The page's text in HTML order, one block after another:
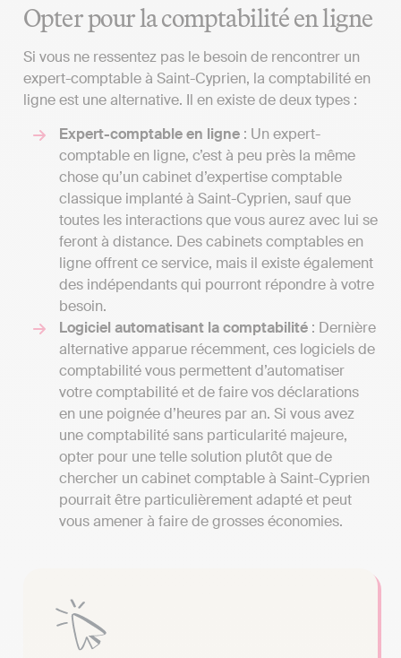
Opter pour la comptabilité en ligne
Si vous ne ressentez pas le besoin de rencontrer un
expert-comptable à Saint-Cyprien, la comptabilité en
ligne est une alternative. Il en existe de deux types :
Expert-comptable en ligne : Un expert-
comptable en ligne, c’est à peu près la même
chose qu’un cabinet d’expertise comptable
classique implanté à Saint-Cyprien, sauf que
toutes les interactions que vous aurez avec lui se
feront à distance. Des cabinets comptables en
ligne offrent ce service, mais il existe également
des indépendants qui pourront répondre à votre
besoin.
Logiciel automatisant la comptabilité : Dernière
alternative apparue récemment, ces logiciels de
comptabilité vous permettent d’automatiser
votre comptabilité et de faire vos déclarations
en une poignée d’heures par an. Si vous avez
une comptabilité sans particularité majeure,
opter pour une telle solution plutôt que de
chercher un cabinet comptable à Saint-Cyprien
pourrait être particulièrement adapté et peut
vous amener à faire de grosses économies.